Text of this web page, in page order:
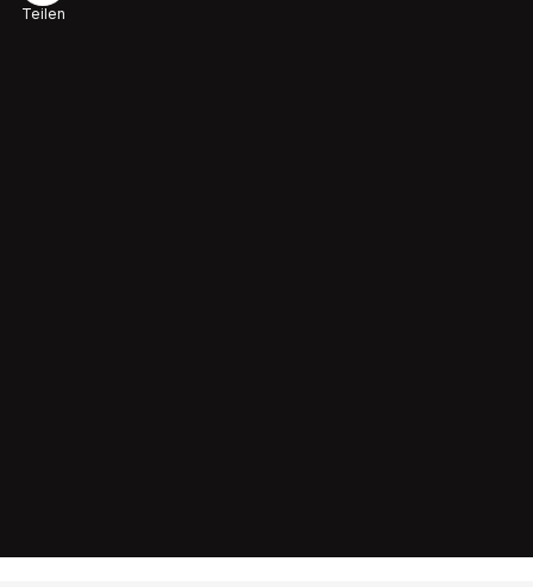
Teilen